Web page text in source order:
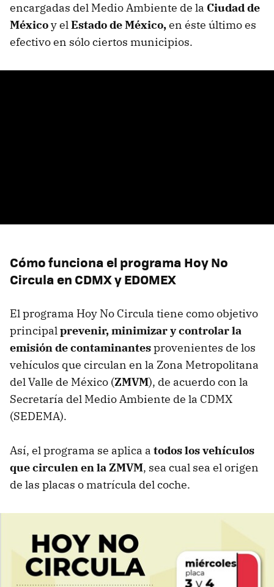
encargadas del Medio Ambiente de la Ciudad de
Méxicoy elEstado de México,en éste último es
efectivo en sólo ciertos municipios.
Cómo funciona el programa Hoy No
Circula en CDMX y EDOMEX
El programa Hoy No Circula tiene como objetivo
principalprevenir, minimizar y controlar la
emisión de contaminantesprovenientes de los
vehículos que circulan en la Zona Metropolitana
del Valle de México (ZMVM), de acuerdo con la
Secretaría del Medio Ambiente de la CDMX
(SEDEMA).
Así, el programa se aplica a todos los vehículos
que circulen en la ZMVM, sea cual sea el origen
de las placas o matrícula del coche.